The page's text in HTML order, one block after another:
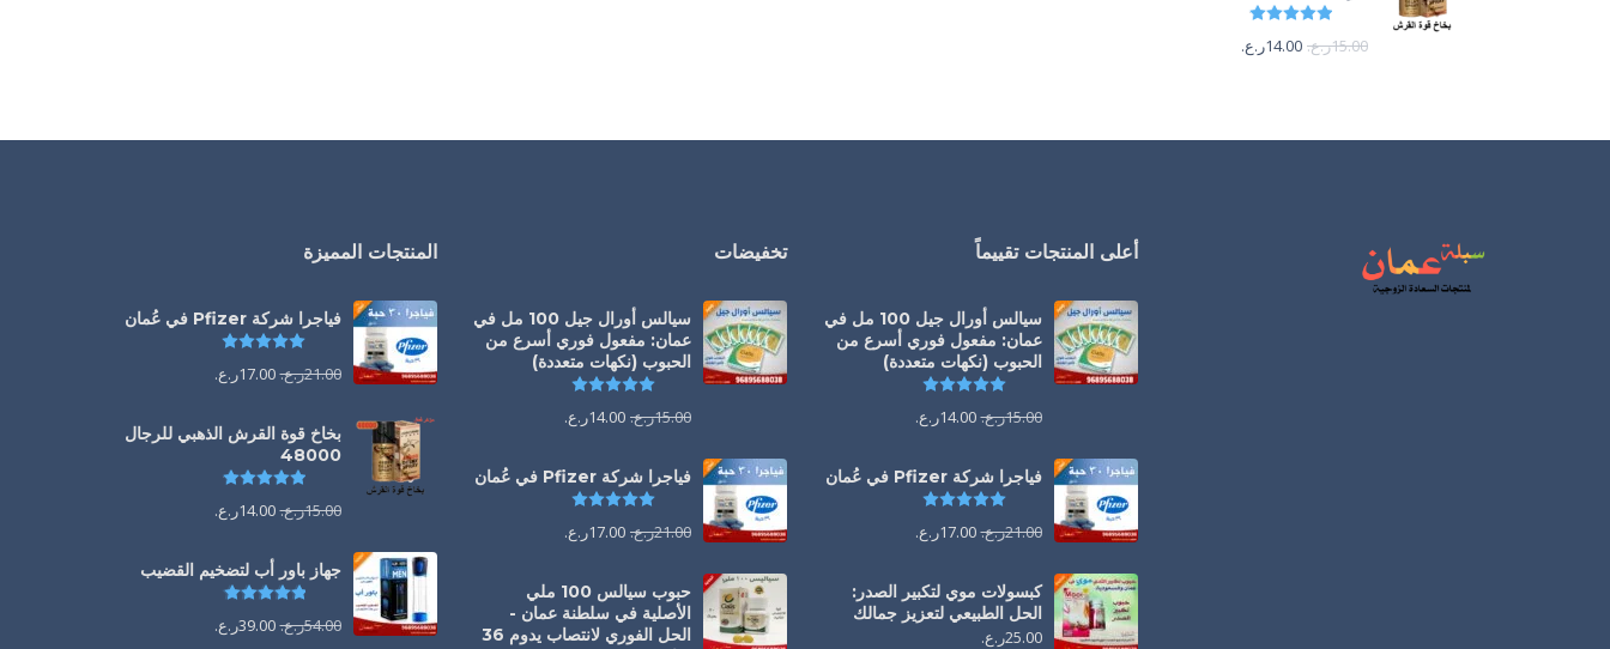
تم التقييم
15.00ر.ع. 14.00ر.ع.
أعلى المنتجات تقييماً
سيالس أورال جيل 100 مل في
عمان: مفعول فوري أسرع من
الحبوب (نكهات متعددة)
15.00ر.ع. 14.00ر.ع.
فياجرا شركة Pfizer في عُمان
21.00ر.ع. 17.00ر.ع.
كبسولات موي لتكبير الصدر:
الحل الطبيعي لتعزيز جمالك
25.00ر.ع.
تخفيضات
سيالس أورال جيل 100 مل في
عمان: مفعول فوري أسرع من
الحبوب (نكهات متعددة)
15.00ر.ع. 14.00ر.ع.
فياجرا شركة Pfizer في عُمان
21.00ر.ع. 17.00ر.ع.
حبوب سيالس 100 ملي
الأصلية في سلطنة عمان -
الحل الفوري لانتصاب يدوم 36
المنتجات المميزة
فياجرا شركة Pfizer في عُمان
21.00ر.ع. 17.00ر.ع.
بخاخ قوة القرش الذهبي للرجال
48000
تم التقييم
15.00ر.ع. 14.00ر.ع.
جهاز باور أب لتضخيم القضيب
تم التقييم
54.00ر.ع. 39.00ر.ع.